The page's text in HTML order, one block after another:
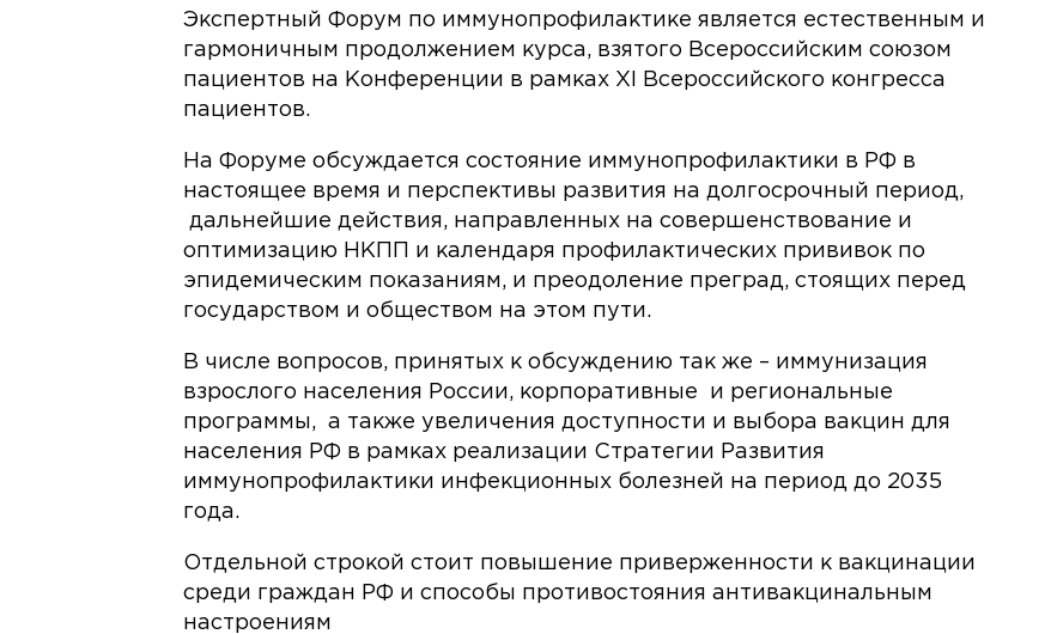
Экспертный Форум по иммунопрофилактике является естественным и
гармоничным продолжением курса, взятого Всероссийским союзом
пациентов на Конференции в рамках ХI Всероссийского конгресса
пациентов.
На Форуме обсуждается состояние иммунопрофилактики в РФ в
настоящее время и перспективы развития на долгосрочный период,
дальнейшие действия, направленных на совершенствование и
оптимизацию НКПП и календаря профилактических прививок по
эпидемическим показаниям, и преодоление преград, стоящих перед
государством и обществом на этом пути.
В числе вопросов, принятых к обсуждению так же – иммунизация
взрослого населения России, корпоративные и региональные
программы, а также увеличения доступности и выбора вакцин для
населения РФ в рамках реализации Стратегии Развития
иммунопрофилактики инфекционных болезней на период до 2035
года.
Отдельной строкой стоит повышение приверженности к вакцинации
среди граждан РФ и способы противостояния антивакцинальным
настроениям